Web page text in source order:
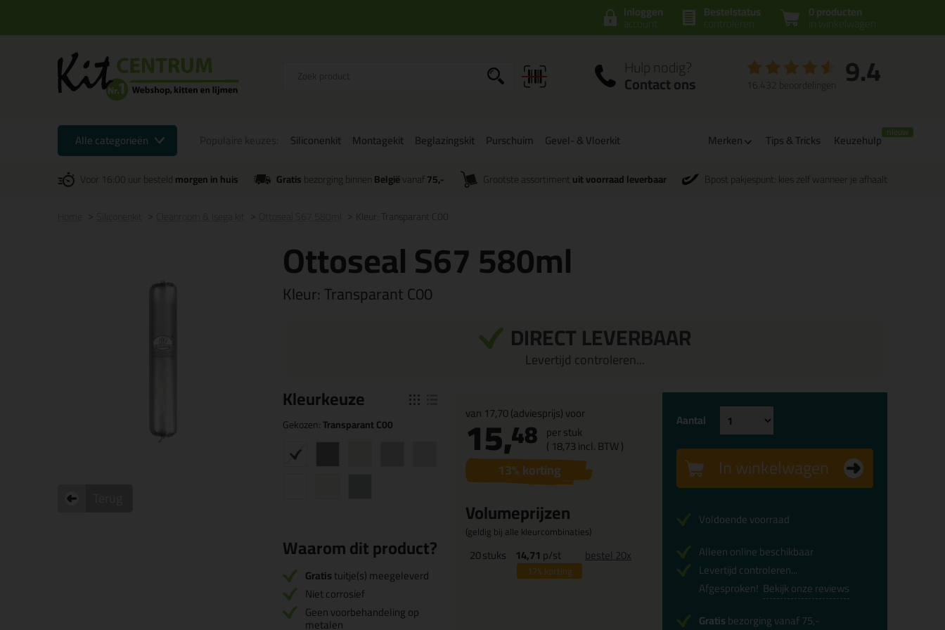
0 producten
in winkelwagen
Bestelstatus
controleren
Inloggen
account
Hulp nodig?
Contact ons 9.4
16.432 beoordelingen
Alle categorieën Siliconenkit Montagekit Beglazingskit Purschuim Gevel- & Vloerkit Merken Tips & Tricks Keuzehulp
Voor 16:00 uur besteldmorgen in huis Gratisbezorging binnenBelgiëvanaf 75,- Grootste assortiment uit voorraad leverbaar Bpost pakjespunt: kies zelf wanneer je afhaalt
Kleur: Transparant C00
Ottoseal S67 580ml
Kleur:Transparant C00
DIRECT LEVERBAAR
Levertijd controleren...
Kleurkeuze
Gekozen:Transparant C00
Waarom dit product?
Gratistuitje(s) meegeleverd
Niet corrosief
Geen voorbehandeling op
metalen
van 17,70(adviesprijs) voor
15,48 per stuk
( 18,73incl. BTW )
13% korting
Volumeprijzen
(geldig bij alle kleurcombinaties)
20stuks 14,71 p/st
17%korting
bestel 20x
Aantal
In winkelwagen
Voldoende voorraad
Alleen online beschikbaar
Levertijd controleren...
Afgesproken! Bekijk onze reviews
Gratisbezorging vanaf 75,-